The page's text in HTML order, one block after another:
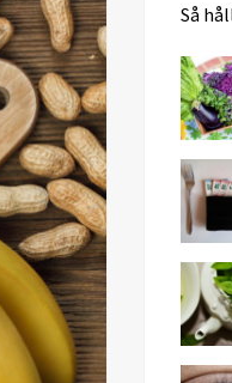
Så